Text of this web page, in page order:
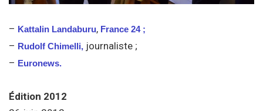
– Kattalin Landaburu, France 24 ;
– Rudolf Chimelli, journaliste ;
– Euronews.
Édition 2012